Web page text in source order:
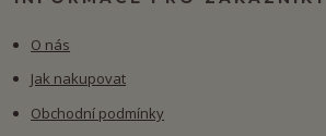
O nás
Jak nakupovat
Obchodní podmínky